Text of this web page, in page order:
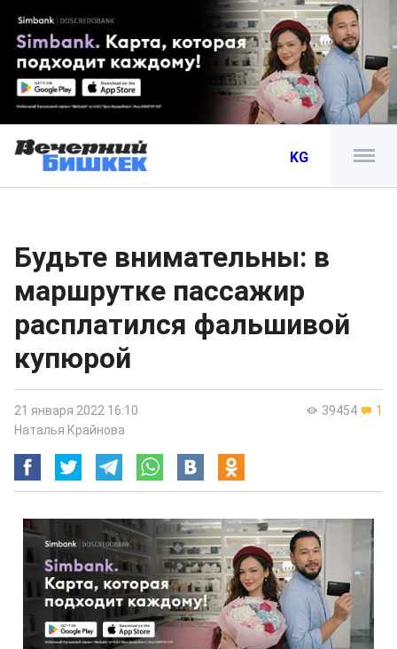
KG
Будьте внимательны: в
маршрутке пассажир
расплатился фальшивой
купюрой
39454 1
21 января 2022 16:10
Наталья Крайнова